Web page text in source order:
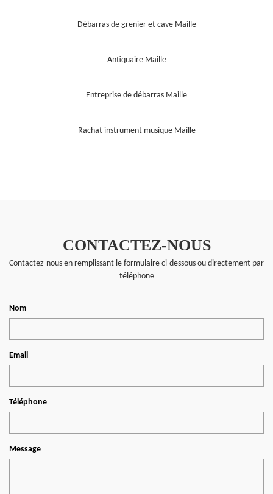
Débarras de grenier et cave Maille
Antiquaire Maille
Entreprise de débarras Maille
Rachat instrument musique Maille
CONTACTEZ-NOUS
Contactez-nous en remplissant le formulaire ci-dessous ou directement par
téléphone
Nom
Email
Téléphone
Message